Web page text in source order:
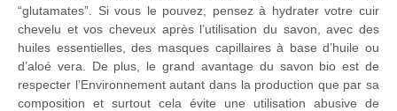
“glutamates”. Si vous le pouvez, pensez à hydrater votre cuir
chevelu et vos cheveux après l’utilisation du savon, avec des
huiles essentielles, des masques capillaires à base d’huile ou
d’aloé vera. De plus, le grand avantage du savon bio est de
respecter l’Environnement autant dans la production que par sa
composition et surtout cela évite une utilisation abusive de